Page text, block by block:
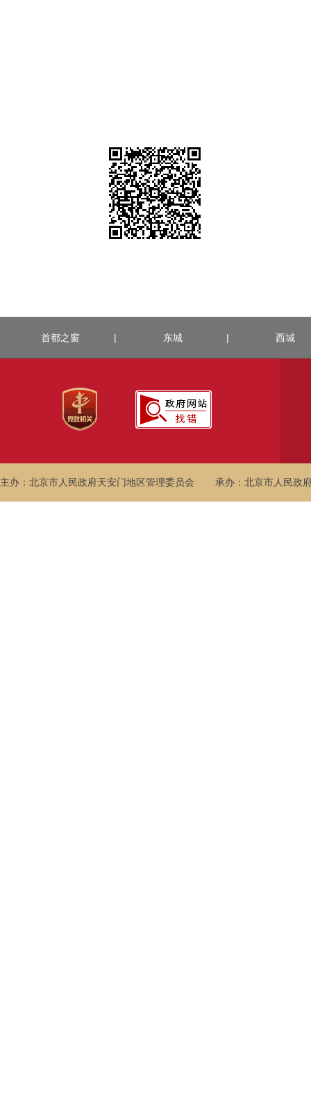
首都之窗 | 东城 | 西城
主办：北京市人民政府天安门地区管理委员会 承办：北京市人民政